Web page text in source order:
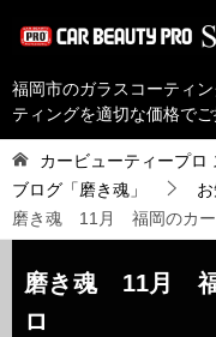
福岡市のガラスコーティ
ティングを適切な価格でご
カービューティープロ
ブログ「磨き魂」
磨き魂 11月 福岡のカー
磨き魂 11月 福
ロ